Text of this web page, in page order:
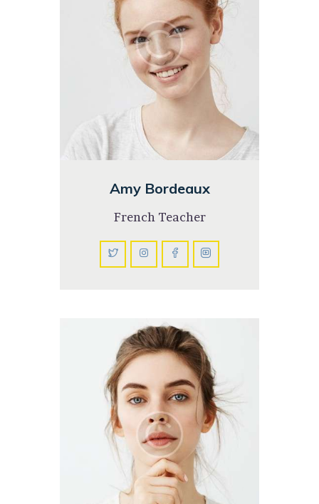
Amy Bordeaux
French Teacher